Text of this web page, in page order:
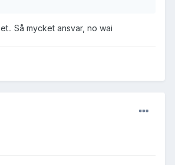
Så mycket ansvar, no wai